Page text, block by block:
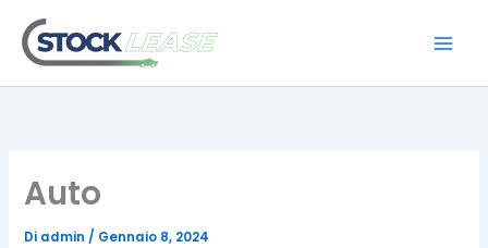
contenuto
Auto
Di admin/ Gennaio 8, 2024